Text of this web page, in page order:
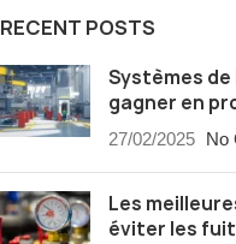
RECENT POSTS
Systèmes
gagner en
27/02/2025 No
Les
éviter les